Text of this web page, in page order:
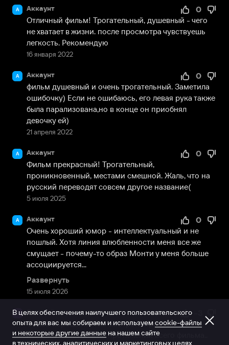
А Аккаунт
16 января 2022
0
Отличный фильм! Трогательный, душевный - чего
не хватает в жизни. после просмотра чувствуешь
легкость. Рекомендую
А Аккаунт
21 апреля 2022
0
фильм душевный и очень трогательный. Заметила
ошибочку) Если не ошибаюсь, его левая рука также
была парализована,но в конце он приобнял
девочку ей)
А Аккаунт
5 июля 2025
0
Фильм прекрасный! Трогательный,
проникновенный, местами смешной. Жаль, что на
русский переводят совсем другое название(
А Аккаунт
15 июля 2026
0
Очень хороший юмор - интеллектуальный и не
пошлый. Хотя линия влюбленности меня все же
смущает - почему-то образ Монти у меня больше
ассоциируется...
Развернуть
Е Евгений
Фильм хороший... но... смотреть просто
невозможно! Писк на протяжении всего фильма..
В целях обеспечения наилучшего пользовательского
опыта для вас мы собираем и используемcookie-файлы
и некоторые другие данные на нашем сайте
в технических, аналитических и маркетинговых целях.